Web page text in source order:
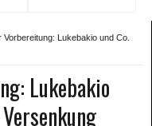
Vorbereitung: Lukebakio und Co.
Lukebakio